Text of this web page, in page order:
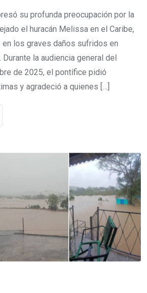
su profunda preocupación por la
el huracán Melissa en el Caribe,
los graves daños sufridos en
Durante la audiencia general del
de 2025, el pontífice pidió
y agradeció a quienes […]